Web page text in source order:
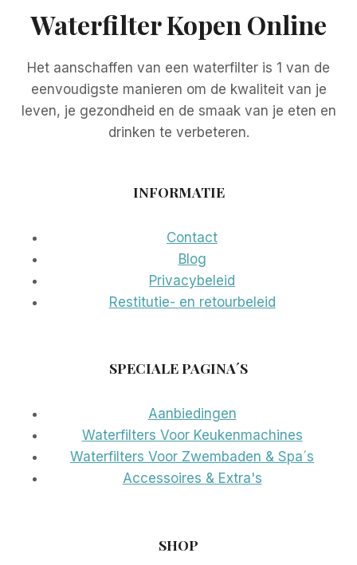
Waterfilter Kopen Online
Het aanschaffen van een waterfilter is 1 van de
eenvoudigste manieren om de kwaliteit van je
leven, je gezondheid en de smaak van je eten en
drinken te verbeteren.
INFORMATIE
Contact
Blog
Privacybeleid
Restitutie- en retourbeleid
SPECIALE PAGINA´S
Aanbiedingen
Waterfilters Voor Keukenmachines
Waterfilters Voor Zwembaden & Spa´s
Accessoires & Extra's
SHOP